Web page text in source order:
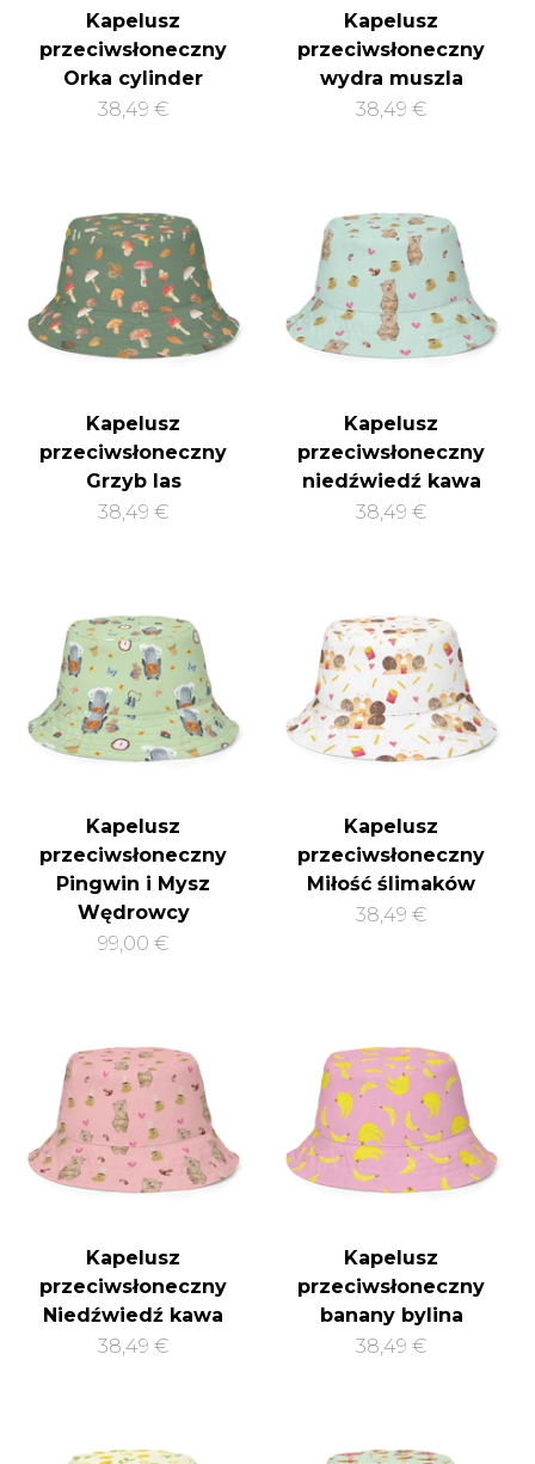
Kapelusz
przeciwsłoneczny
Orka cylinder
38,49 €
Kapelusz
przeciwsłoneczny
wydra muszla
38,49 €
Kapelusz
przeciwsłoneczny
Grzyb las
38,49 €
Kapelusz
przeciwsłoneczny
niedźwiedź kawa
38,49 €
Kapelusz
przeciwsłoneczny
Pingwin i Mysz
Wędrowcy
99,00 €
Kapelusz
przeciwsłoneczny
Miłość ślimaków
38,49 €
Kapelusz
przeciwsłoneczny
Niedźwiedź kawa
38,49 €
Kapelusz
przeciwsłoneczny
banany bylina
38,49 €